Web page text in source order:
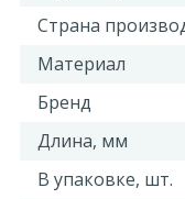
Страна
Материал
Бренд
Длина, мм
В упаковке, шт.